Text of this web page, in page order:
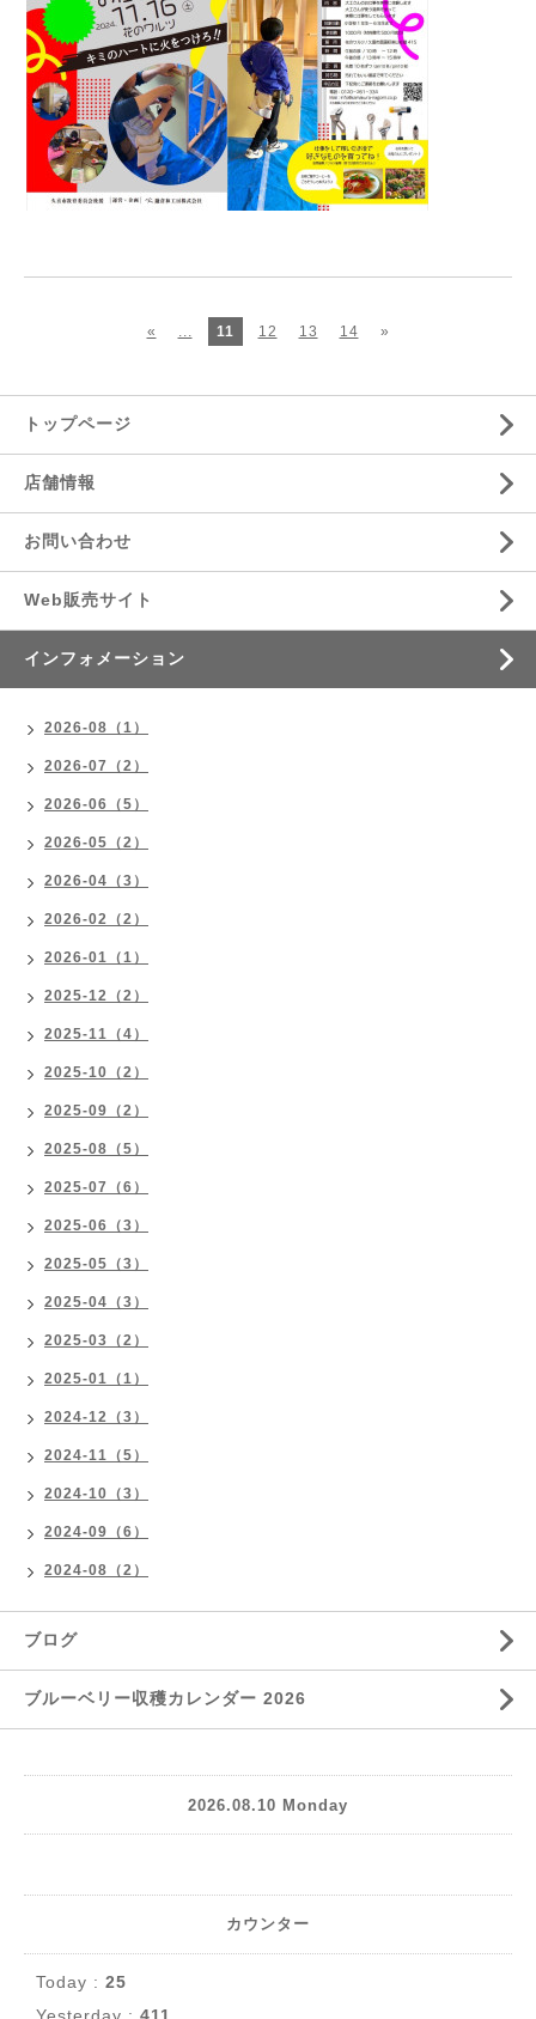
« ... 11 12 13 14 »
トップページ
店舗情報
お問い合わせ
Web販売サイト
インフォメーション
2026-08（1）
2026-07（2）
2026-06（5）
2026-05（2）
2026-04（3）
2026-02（2）
2026-01（1）
2025-12（2）
2025-11（4）
2025-10（2）
2025-09（2）
2025-08（5）
2025-07（6）
2025-06（3）
2025-05（3）
2025-04（3）
2025-03（2）
2025-01（1）
2024-12（3）
2024-11（5）
2024-10（3）
2024-09（6）
2024-08（2）
ブログ
ブルーベリー収穫カレンダー 2026
2026.08.10 Monday
カウンター
Today : 25